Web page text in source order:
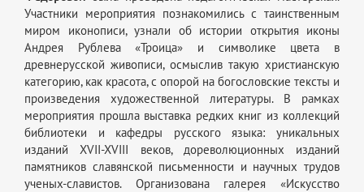
Участники мероприятия познакомились с таинственным
миром иконописи, узнали об истории открытия иконы
Андрея Рублева «Троица» и символике цвета в
древнерусской живописи, осмыслив такую христианскую
категорию, как красота, с опорой на богословские тексты и
произведения художественной литературы. В рамках
мероприятия прошла выставка редких книг из коллекций
библиотеки и кафедры русского языка: уникальных
изданий XVII-XVIII веков, дореволюционных изданий
памятников славянской письменности и научных трудов
ученых-славистов. Организована галерея «Искусство